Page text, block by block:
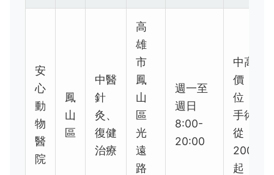
安
心
動
物
醫
院
鳳
山
區
中醫
針
灸、
復健
治療
高
雄
市
鳳
山
區
光
遠
路
週一至
週日
8:00-
20:00
中高
價
位，
手術
從
2000
起